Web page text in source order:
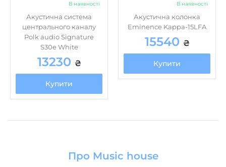
В наявності
Акустична система
центрального каналу
Polk audio Signature
S30e White
13230 ₴
Купити
В наявності
Акустична колонка
Eminence Kappa-15LFA
15540 ₴
Купити
Про Music house